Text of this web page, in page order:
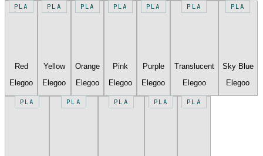
PLA
Red
Elegoo
PLA
Yellow
Elegoo
PLA
Orange
Elegoo
PLA
Pink
Elegoo
PLA
Purple
Elegoo
PLA
Translucent
Elegoo
PLA
Sky Blue
Elegoo
PLA PLA PLA PLA PLA